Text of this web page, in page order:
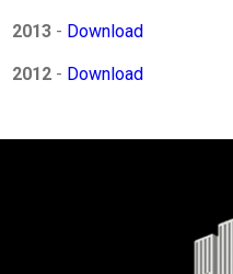
2013 - Download
2012 - Download